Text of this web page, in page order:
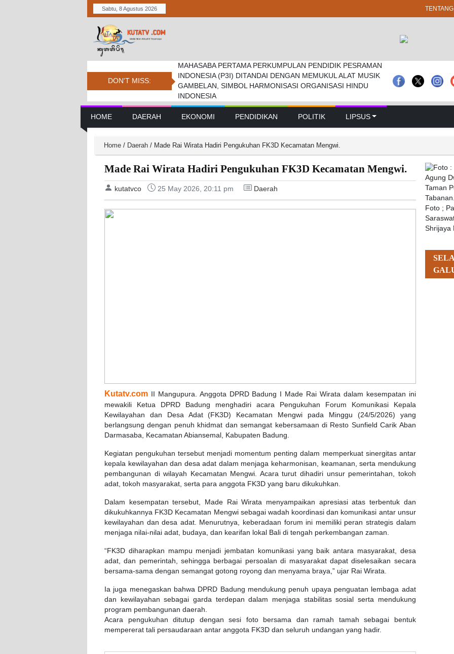
Sabtu, 8 Agustus 2026 TENTANG
DON'T MISS:
MAHASABA PERTAMA PERKUMPULAN PENDIDIK PESRAMAN
INDONESIA (P3I) DITANDAI DENGAN MEMUKUL ALAT MUSIK
GAMBELAN, SIMBOL HARMONISASI ORGANISASI HINDU
INDONESIA
Bupati Dukung Pramuka Kwarcab Badung Berprestasi Di
Jambore Nasional
Pemkab. Dan Dprd Badung Sepakati Kua-ppas 2027, Belanja
Daerah Tembus Rp 14,2 Triliun
Main Navigation
HOME DAERAH EKONOMI PENDIDIKAN POLITIK LIPSUS
Home / Daerah / Made Rai Wirata Hadiri Pengukuhan FK3D Kecamatan Mengwi.
Made Rai Wirata Hadiri Pengukuhan FK3D Kecamatan Mengwi.
kutatvco 25 May 2026, 20:11 pm Daerah
Kutatv.com II Mangupura. Anggota DPRD Badung I Made Rai Wirata dalam kesempatan ini
mewakili Ketua DPRD Badung menghadiri acara Pengukuhan Forum Komunikasi Kepala
Kewilayahan dan Desa Adat (FK3D) Kecamatan Mengwi pada Minggu (24/5/2026) yang
berlangsung dengan penuh khidmat dan semangat kebersamaan di Resto Sunfield Carik Aban
Darmasaba, Kecamatan Abiansemal, Kabupaten Badung.
Kegiatan pengukuhan tersebut menjadi momentum penting dalam memperkuat sinergitas antar
kepala kewilayahan dan desa adat dalam menjaga keharmonisan, keamanan, serta mendukung
pembangunan di wilayah Kecamatan Mengwi. Acara turut dihadiri unsur pemerintahan, tokoh
adat, tokoh masyarakat, serta para anggota FK3D yang baru dikukuhkan.
Dalam kesempatan tersebut, Made Rai Wirata menyampaikan apresiasi atas terbentuk dan
dikukuhkannya FK3D Kecamatan Mengwi sebagai wadah koordinasi dan komunikasi antar unsur
kewilayahan dan desa adat. Menurutnya, keberadaan forum ini memiliki peran strategis dalam
menjaga nilai-nilai adat, budaya, dan kearifan lokal Bali di tengah perkembangan zaman.
“FK3D diharapkan mampu menjadi jembatan komunikasi yang baik antara masyarakat, desa
adat, dan pemerintah, sehingga berbagai persoalan di masyarakat dapat diselesaikan secara
bersama-sama dengan semangat gotong royong dan menyama braya,” ujar Rai Wirata.
Ia juga menegaskan bahwa DPRD Badung mendukung penuh upaya penguatan lembaga adat
dan kewilayahan sebagai garda terdepan dalam menjaga stabilitas sosial serta mendukung
program pembangunan daerah.
Acara pengukuhan ditutup dengan sesi foto bersama dan ramah tamah sebagai bentuk
mempererat tali persaudaraan antar anggota FK3D dan seluruh undangan yang hadir.
Foto ;
Shrijaya